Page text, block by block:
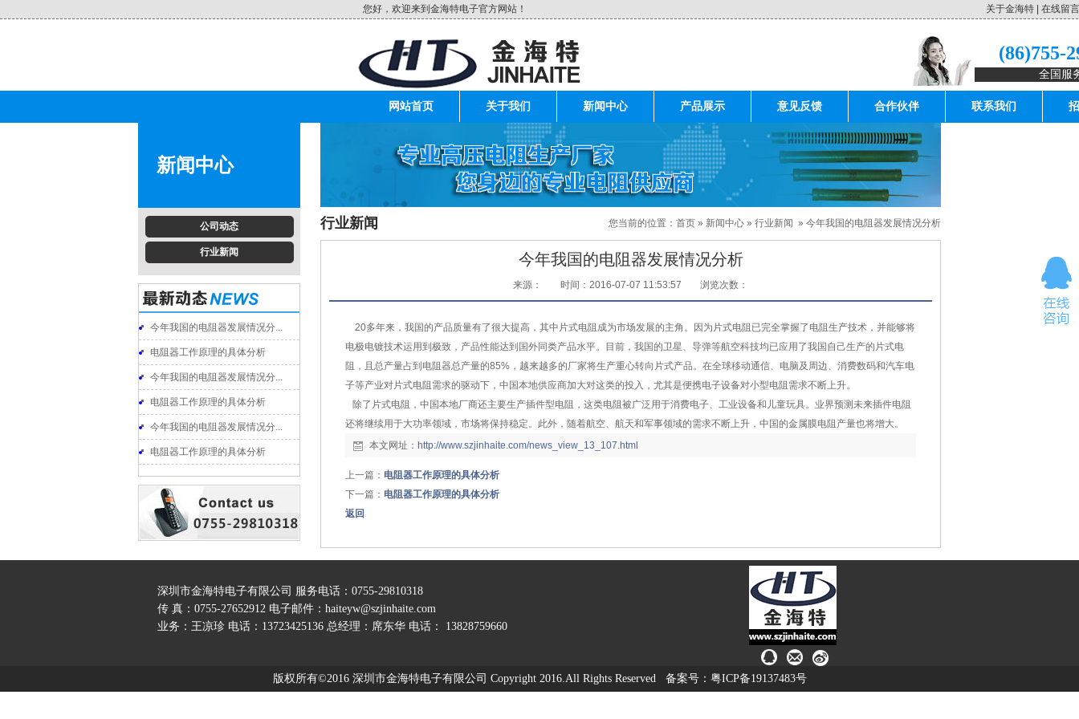
您好，欢迎来到金海特电子官方网站！ 关于金海特| 在线留言
(86)755-
全国服
网站首页 关于我们 新闻中心 产品展示 意见反馈 合作伙伴 联系我们
新闻中心
公司动态
行业新闻
今年我国的电阻器发展情况分...
电阻器工作原理的具体分析
今年我国的电阻器发展情况分...
电阻器工作原理的具体分析
今年我国的电阻器发展情况分...
电阻器工作原理的具体分析
行业新闻 您当前的位置： 首页 » 新闻中心 » 行业新闻 » 今年我国的电阻器发展情况分析
今年我国的电阻器发展情况分析
来源： 时间：2016-07-07 11:53:57 浏览次数：
20多年来，我国的产品质量有了很大提高，其中片式电阻成为市场发展的主角。因为片式电阻已完全掌握了电阻生产技术，并能够将
电极电镀技术运用到极致，产品性能达到国外同类产品水平。目前，我国的卫星、导弹等航空科技均已应用了我国自己生产的片式电
阻，且总产量占到电阻器总产量的85%，越来越多的厂家将生产重心转向片式产品。在全球移动通信、电脑及周边、消费数码和汽车电
子等产业对片式电阻需求的驱动下，中国本地供应商加大对这类的投入，尤其是便携电子设备对小型电阻需求不断上升。
除了片式电阻，中国本地厂商还主要生产插件型电阻，这类电阻被广泛用于消费电子、工业设备和儿童玩具。业界预测未来插件电阻
还将继续用于大功率领域，市场将保持稳定。此外，随着航空、航天和军事领域的需求不断上升，中国的金属膜电阻产量也将增大。
本文网址： http://www.szjinhaite.com/news_view_13_107.html
上一篇： 电阻器工作原理的具体分析
下一篇： 电阻器工作原理的具体分析
返回
深圳市金海特电子有限公司 服务电话：0755-29810318
传 真：0755-27652912 电子邮件： haiteyw@szjinhaite.com
业务：王凉珍 电话：13723425136 总经理：席东华 电话： 13828759660
版权所有©2016 深圳市金海特电子有限公司 Copyright 2016.All Rights Reserved 备案号： 粤ICP备19137483号